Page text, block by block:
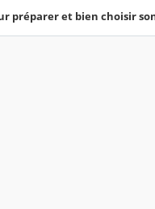
préparer et bien choisir